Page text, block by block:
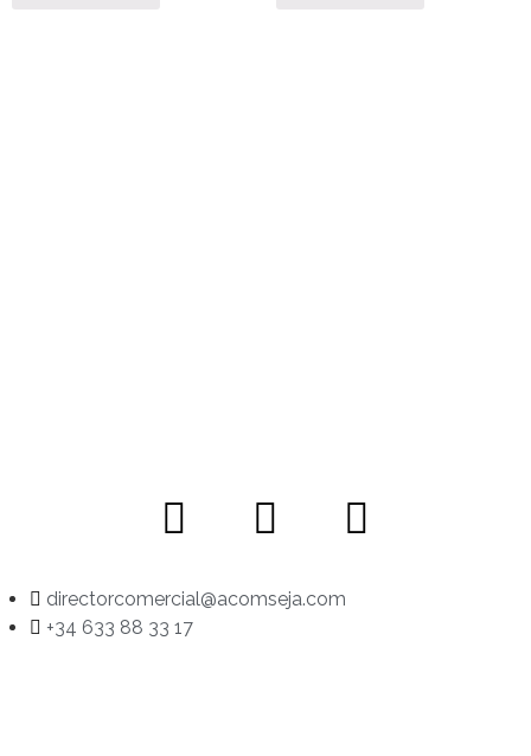
directorcomercial@acomseja.com
+34 633 88 33 17